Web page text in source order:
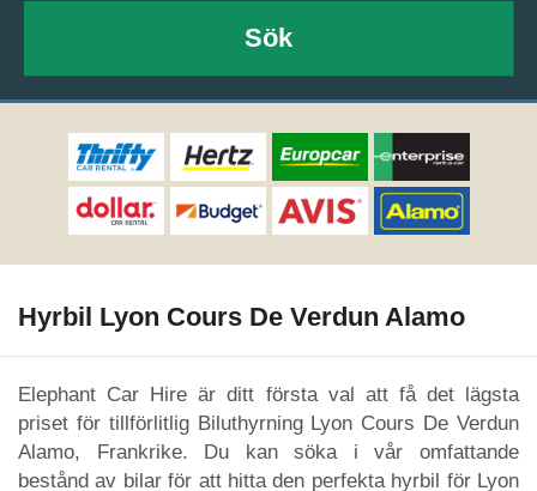
Sök
Hyrbil Lyon Cours De Verdun Alamo
Elephant Car Hire är ditt första val att få det lägsta
priset för tillförlitlig Biluthyrning Lyon Cours De Verdun
Alamo, Frankrike. Du kan söka i vår omfattande
bestånd av bilar för att hitta den perfekta hyrbil för Lyon